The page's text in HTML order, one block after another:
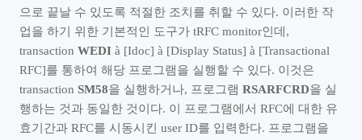
으로 끝날 수 있도록 적절한 조치를 취할 수 있다. 이러한 작
업을 하기 위한 기본적인 도구가 tRFC monitor인데 ,
transaction WEDI à [Idoc] à [Display Status] à [Transactional
RFC]를 통하여 해당 프로그램을 실행할 수 있다. 이것은
transaction SM58을 실행하거나, 프로그램 RSARFCRD을 실
행하는 것과 동일한 것이다. 이 프로그램에서 RFC에 대한 유
효기간과 RFC를 시동시킨 user ID를 입력한다. 프로그램을